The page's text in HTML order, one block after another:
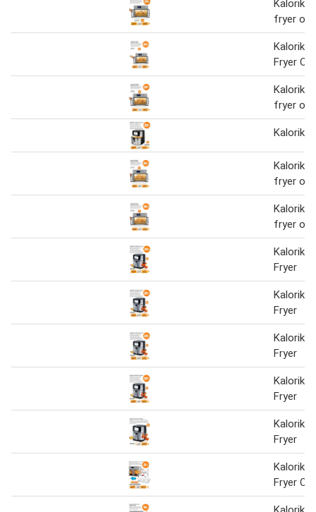
Kalorik
fryer
Kalorik
Fryer
Kalorik
fryer
Kalorik
Kalorik
fryer
Kalorik
fryer
Kalorik
Fryer
Kalorik
Fryer
Kalorik
Fryer
Kalorik
Fryer
Kalorik
Fryer
Kalorik
Fryer